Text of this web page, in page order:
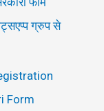
ग्रुप से
Form